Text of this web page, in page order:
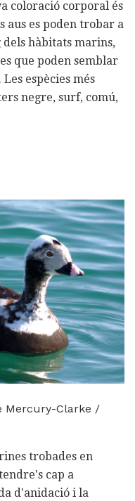
coloració corporal és
aus es poden trobar a
hàbitats marins,
que poden semblar
espècies més
negre, surf, comú,
Mercury-Clarke /
trobades en
cap a
d'anidació i la